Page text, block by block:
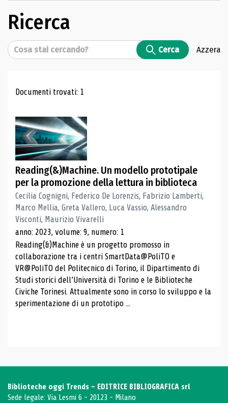
Ricerca
Cerca Cerca Azzera
Risultati di ricerca
Documenti trovati: 1
Reading(&)Machine. Un modello prototipale
per la promozione della lettura in biblioteca
Cecilia Cognigni, Federico De Lorenzis, Fabrizio Lamberti,
Marco Mellia, Greta Vallero, Luca Vassio, Alessandro
Visconti, Maurizio Vivarelli
anno: 2023, volume: 9, numero: 1
Reading(&)Machine è un progetto promosso in
collaborazione tra i centri SmartData@PoliTO e
VR@PoliTO del Politecnico di Torino, il Dipartimento di
Studi storici dell’Università di Torino e le Biblioteche
Civiche Torinesi. Attualmente sono in corso lo sviluppo e la
sperimentazione di un prototipo ...
Biblioteche oggi Trends - EDITRICE BIBLIOGRAFICA srl
Sede legale: Via Lesmi 6 - 20123 - Milano